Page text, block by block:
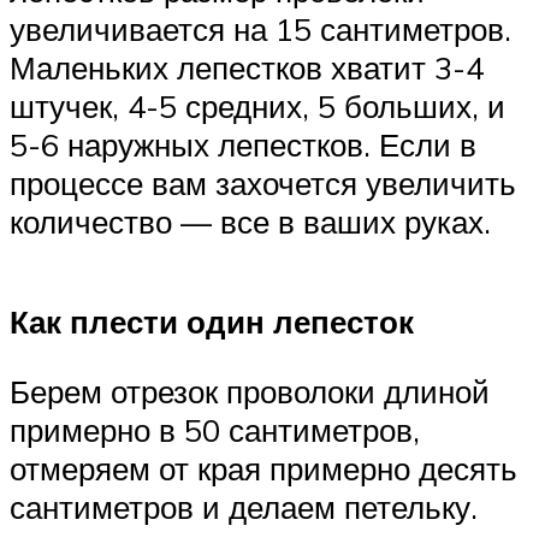
увеличивается на 15 сантиметров.
Маленьких лепестков хватит 3-4
штучек, 4-5 средних, 5 больших, и
5-6 наружных лепестков. Если в
процессе вам захочется увеличить
количество — все в ваших руках.
Как плести один лепесток
Берем отрезок проволоки длиной
примерно в 50 сантиметров,
отмеряем от края примерно десять
сантиметров и делаем петельку.